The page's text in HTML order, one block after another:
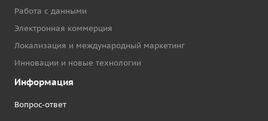
Работа с данными
Электронная коммерция
Локализация и международный маркетинг
Инновации и новые технологии
Информация
Вопрос-ответ